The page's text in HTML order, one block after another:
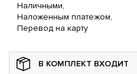
Наличными,
Наложенным платежом,
Перевод на карту
В КОМПЛЕКТ ВХОДИТ